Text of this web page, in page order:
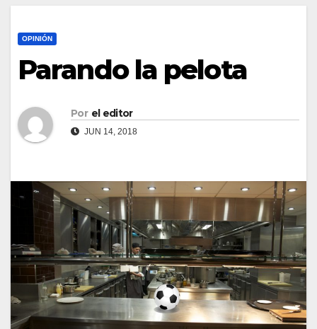
OPINIÓN
Parando la pelota
Por el editor
JUN 14, 2018